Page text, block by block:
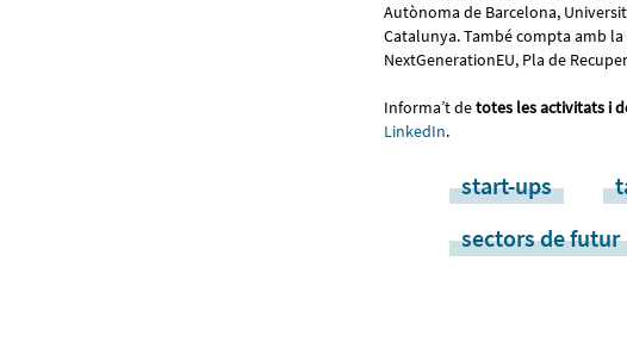
Autònoma de Barcelona,
Catalunya. També compta amb
NextGenerationEU, Pla de
Informa’t detotes les activitats i
LinkedIn.
start-ups
sectors de futur